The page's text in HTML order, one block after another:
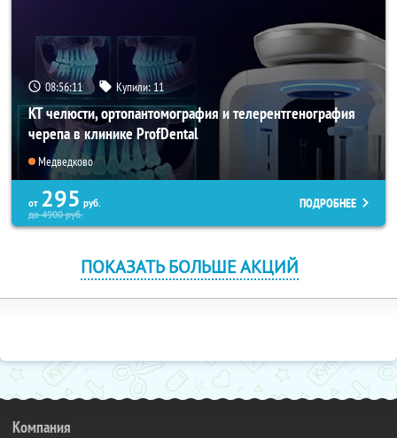
08:56:11 Купили: 11
КТ челюсти, ортопантомография и телерентгенография
черепа в клинике ProfDental
Медведково
от 295 руб.
до4900руб.
ПОДРОБНЕЕ
ПОКАЗАТЬ БОЛЬШЕ АКЦИЙ
Компания